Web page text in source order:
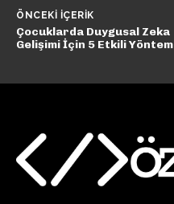
ÖNCEKI İÇERIK
Çocuklarda Duygusal Zeka
Gelişimi İçin 5 Etkili Yöntem